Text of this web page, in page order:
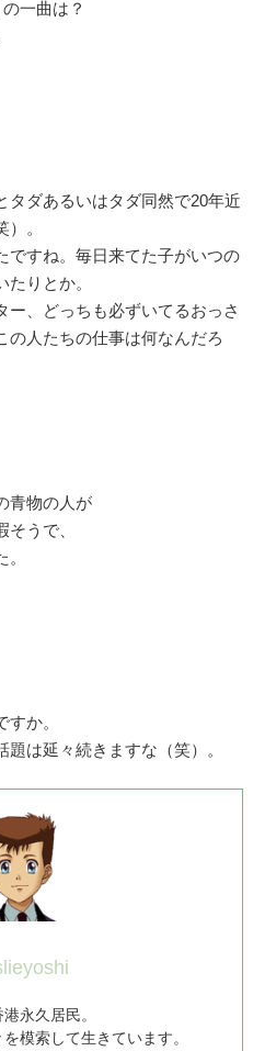
一曲は？
タダあるいはタダ同然で20年近
。
ですね。毎日来てた子がいつの
りとか。
ー、どっちも必ずいてるおっさ
の人たちの仕事は何なんだろ
青物の人が
うで、
か。
は延々続きますな（笑）。
永久居民。
模索して生きています。